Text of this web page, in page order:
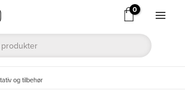
og tilbehør